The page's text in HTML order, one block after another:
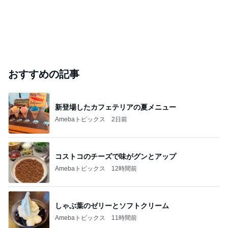
おすすめの記事
新登場したカフェテリアの夏メニュー
Amebaトピックス 2日前
コストコのチーズで味がグンとアップ
Amebaトピックス 12時間前
しゃぶ葉のゼリーとソフトクリーム
Amebaトピックス 11時間前